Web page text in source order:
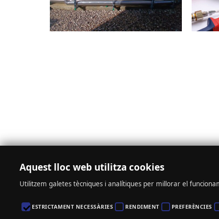
Ctra N-II – Km. 486,2, nº 6 – 25241 Golmés | Mollerussa (Lleida)
Aquest lloc web utilitza cookies
Utilitzem galetes tècniques i analítiques per millorar el
ESTRICTAMENT NECESSÀRIES RENDIMENT PREFERÈNCIES